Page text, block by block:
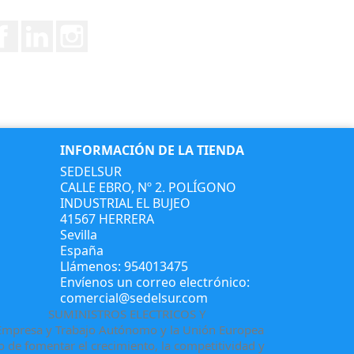
INFORMACIÓN DE LA TIENDA
SEDELSUR
CALLE EBRO, Nº 2. POLÍGONO
INDUSTRIAL EL BUJEO
41567 HERRERA
Sevilla
España
Llámenos: 954013475
Envíenos un correo electrónico:
comercial@sedelsur.com
SUMINISTROS ELECTRICOS Y
y Trabajo Autónomo y la Unión Europea
de fomentar el crecimiento, la competitividad y